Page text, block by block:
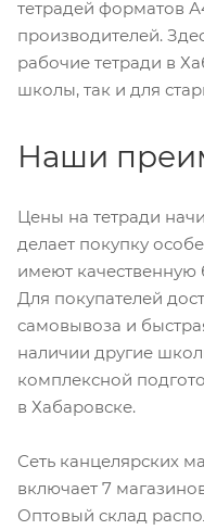
тетрадей форматов
производителей.
рабочие тетради в
школы, так и для
Наши
Цены на тетради
делает покупку
имеют качественную
Для покупателей
самовывоза и
наличии другие
комплексной
в Хабаровске.
Сеть канцелярских
включает 7
Оптовый склад